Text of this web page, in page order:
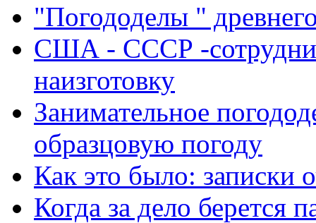
"Погододелы "
США - СССР -
наизготовку
Занимательное
образцовую погоду
Как это было: записки
Когда за дело берется